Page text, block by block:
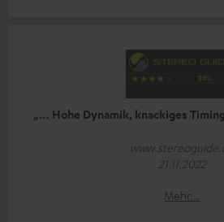
„… Hohe Dynamik, knackiges
21.11.2022
Mehr...